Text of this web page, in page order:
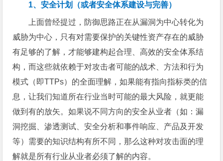
1、安全计划（或者安全体系建设与完善）
上面曾经提过，防御思路正在从漏洞为中心转化为
威胁为中心，只有对需要保护的关键性资产存在的威胁
有足够的了解，才能够建构起合理、高效的安全体系结
构，而这些就依赖于对攻击者可能的战术、方法和行为
模式（即TTPs）的全面理解，如果能有指向指标类的信
息，让我们知道所在行业当时可能的最大风险，就更能
做到有的放矢。如果说不同方向的安全从业者（如：漏
洞挖掘、渗透测试、安全分析和事件响应、产品及开发
等）需要的知识结构有所不同，那么这种对攻击面的理
解就是所有行业从业者必须了解的内容。